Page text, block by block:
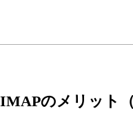
IMAPのメリット